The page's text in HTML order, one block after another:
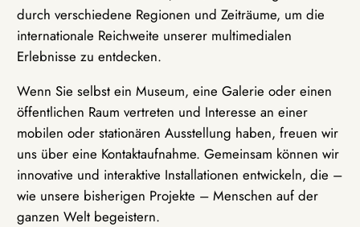
durch verschiedene Regionen und Zeiträume, um die
internationale Reichweite unserer multimedialen
Erlebnisse zu entdecken.
Wenn Sie selbst ein Museum, eine Galerie oder einen
öffentlichen Raum vertreten und Interesse an einer
mobilen oder stationären Ausstellung haben, freuen wir
uns über eine Kontaktaufnahme. Gemeinsam können wir
innovative und interaktive Installationen entwickeln, die –
wie unsere bisherigen Projekte – Menschen auf der
ganzen Welt begeistern.